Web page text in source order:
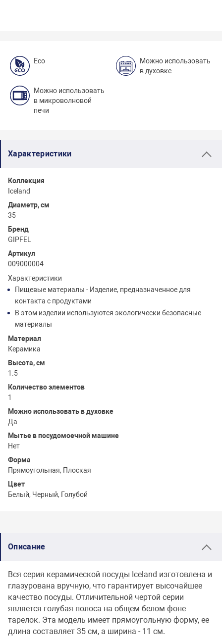
Eco
Можно использовать
в духовке
Можно использовать
в микроволновой
печи
Характеристики
Коллекция
Iceland
Диаметр, см
35
Бренд
GIPFEL
Артикул
009000004
Характеристики
Пищевые материалы - Изделие, предназначенное для
контакта с продуктами
В этом изделии используются экологически безопасные
материалы
Материал
Керамика
Высота, см
1.5
Количество элементов
1
Можно использовать в духовке
Да
Мытье в посудомоечной машине
Нет
Форма
Прямоугольная, Плоская
Цвет
Белый, Черный, Голубой
Описание
Вся серия керамической посуды Iceland изготовлена и
глазурована вручную, что гарантирует высочайшее
качество посуды. Отличительной чертой серии
является голубая полоса на общем белом фоне
тарелок. Эта модель имеет прямоугольную форму, ее
длина составляет 35 см, а ширина - 11 см.